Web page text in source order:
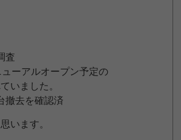
査
ーアルオープン予定の
いました。
撤去を確認済
います。